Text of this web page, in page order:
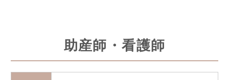
助産師・看護師